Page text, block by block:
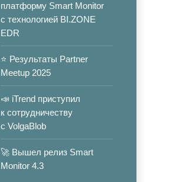
платформу Smart Monitor
с технологией BI.ZONE
EDR
⭐️ Результаты Partner
Meetup 2025
📣 iTrend приступил
к сотрудничеству
с VolgaBlob
🚀 Вышел релиз Smart
Monitor 4.3